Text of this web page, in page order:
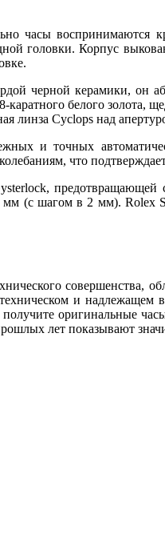
часы воспринимаются
головки. Корпус
черной керамики,
белого золота,
линза Cyclops над
и точных
что
предотвращающей
(с шагом в 2 мм).
и
оригинальные
лет показывают